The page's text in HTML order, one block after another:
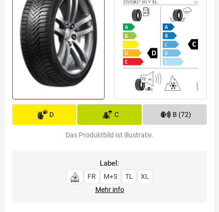
D C B (72)
Das Produktbild ist illustrativ.
Label:
FR M+S TL
XL
Mehr info